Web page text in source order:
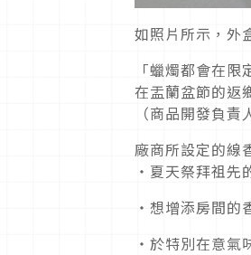
如照片所示，外
「蠟燭都會在
在盂蘭盆節的返
（商品開發負責
廠商所設定的線
・夏天祭拜祖
・想增添房間的
・於特別在意